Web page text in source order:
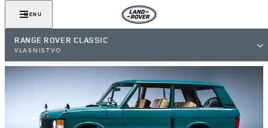
MENU
RANGE ROVER CLASSIC
VLASNIŠTVO